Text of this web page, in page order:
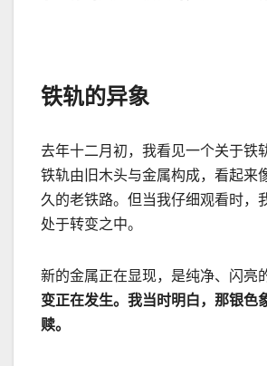
铁轨的异象
去年十二月初，我看见一个关于铁
铁轨由旧木头与金属构成，看起来
久的老铁路。但当我仔细观看时，
处于转变之中。
新的金属正在显现，是纯净、闪亮
变正在发生。我当时明白，那银色
赎。